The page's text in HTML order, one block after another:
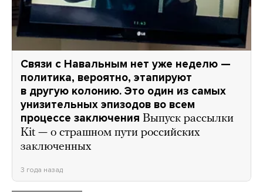
Связи с Навальным нет уже неделю —
политика, вероятно, этапируют
в другую колонию. Это один из самых
унизительных эпизодов во всем
процессе заключения Выпуск рассылки
Kit — о страшном пути российских
заключенных
3 года назад